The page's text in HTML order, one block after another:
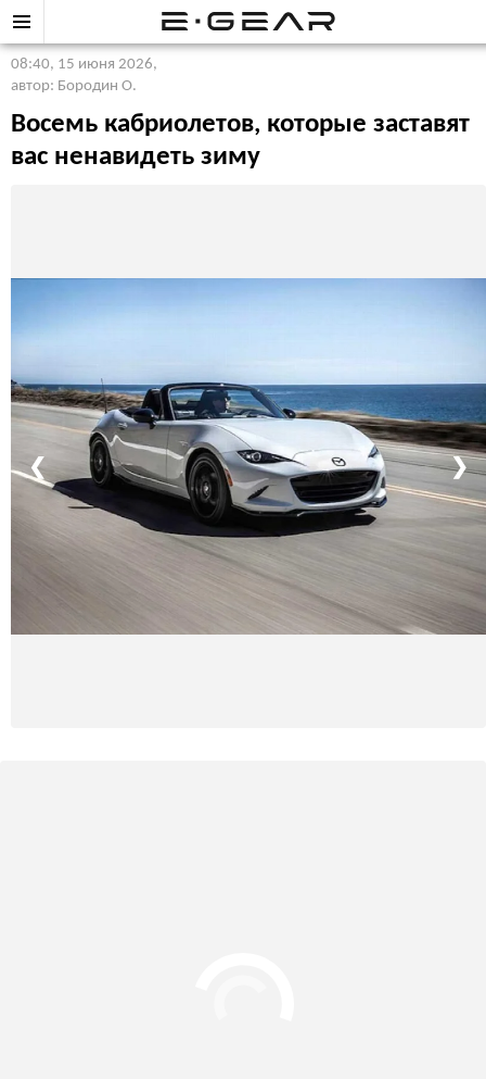
08:40, 15 июня 2026,
автор: Бородин О.
Восемь кабриолетов, которые заставят
вас ненавидеть зиму
❮ ❯